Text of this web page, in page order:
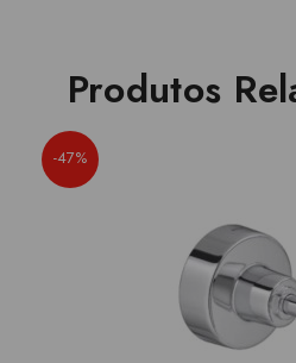
Produtos
-47%